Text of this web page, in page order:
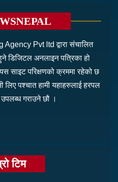
Pvt ltd द्वारा संचालित
डिजिटल अनलाइन पत्रिका हो
साइट परिक्षणको क्रममा रहेको छ
लिए पश्चात हामी यहाहरुलाई हरपल
गराउने छौ ।
टिम